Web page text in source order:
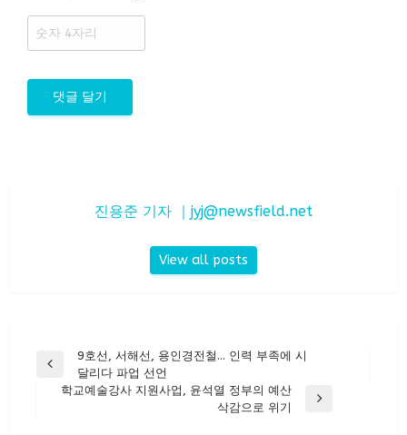
진용준 기자 ｜ jyj@newsfield.net
View all posts
글
Previous
Post
9호선, 서해선, 용인경전철… 인력 부족에 시
달리다 파업 선언
학교예술강사 지원사업, 윤석열 정부의 예산
삭감으로 위기